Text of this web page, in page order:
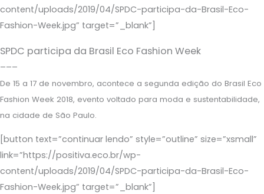
content/uploads/2019/04/SPDC-participa-da-Brasil-Eco-
Fashion-Week.jpg” target=”_blank”]
SPDC participa da Brasil Eco Fashion Week
–––
De 15 a 17 de novembro, acontece a segunda edição do Brasil Eco
Fashion Week 2018, evento voltado para moda e sustentabilidade,
na cidade de São Paulo.
[button text=”continuar lendo” style=”outline” size=”xsmall”
link=”https://positiva.eco.br/wp-
content/uploads/2019/04/SPDC-participa-da-Brasil-Eco-
Fashion-Week.jpg” target=”_blank”]